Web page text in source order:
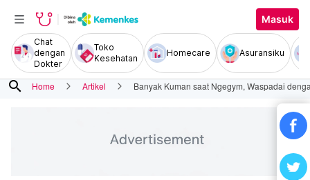
Masuk
Chat
dengan
Dokter
Toko
Kesehatan
Homecare Asuransiku
search Home Artikel Banyak Kuman saat Ngegym, Waspadai